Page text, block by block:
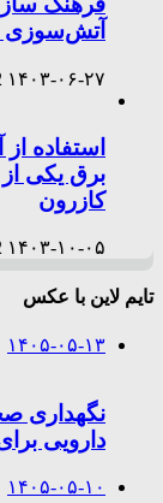
آتش‌سوزی
۱۴۰۳-۰۶-۲۷
استفاده
برق یکی
کازرون
۱۴۰۳-۱۰-۰۵
تایم لاین با عکس
۱۴۰۵-۰۵-۱۳
نگهداری
دارویی
۱۴۰۵-۰۵-۱۰